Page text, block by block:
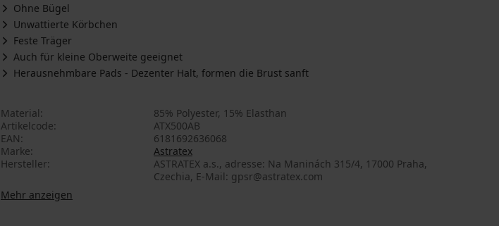
Ohne Bügel
Unwattierte Körbchen
Feste Träger
Auch für kleine Oberweite geeignet
Herausnehmbare Pads - Dezenter Halt, formen die Brust sanft
Material
85% Polyester, 15% Elasthan
Artikelcode
ATX500AB
EAN
6181692636068
Marke
Astratex
Hersteller
ASTRATEX a.s., adresse: Na Maninách 315/4, 17000 Praha,
Czechia, E-Mail: gpsr@astratex.com
Mehr anzeigen